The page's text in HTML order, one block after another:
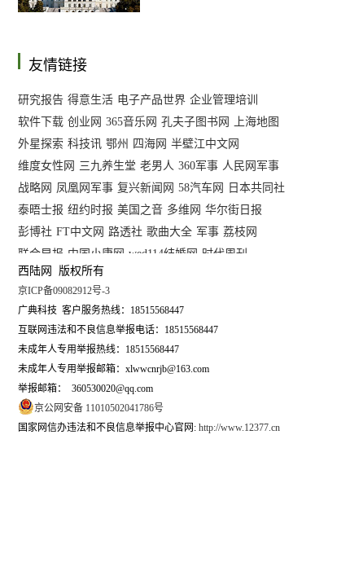
友情链接
软件下载 创业网 365音乐网 孔夫子图书网 上海地图
外星探索 科技讯 鄂州 四海网 半壁江中文网
维度女性网 三九养生堂 老男人 360军事 人民网军事
战略网 凤凰网军事 复兴新闻网 58汽车网 日本共同社
泰晤士报 纽约时报 美国之音 多维网 华尔街日报
彭博社 FT中文网 路透社 歌曲大全 军事 荔枝网
联合早报 中国小康网 wed114结婚网 时代周刊
研究报告 得意生活 电子产品世界 企业管理培训
软件下载 创业网
维度女性网 三九养生堂 老男人 360军事
战略网 凤凰网军事 复兴新闻网 58汽车网
泰晤士报 纽约时报 美国之音 多维网 华尔街日报
彭博社 FT中文网 路透社 歌曲大全
联合早报 中国小康网 wed114结婚网
西陆网 版权所有
京ICP备09082912号-3
广典科技 客户服务热线：18515568447
互联网违法和不良信息举报电话：18515568447
未成年人专用举报热线：18515568447
未成年人专用举报邮箱：xlwwcnrjb@163.com
举报邮箱： 360530020@qq.com
京公网安备 11010502041786号
国家网信办违法和不良信息举报中心官网: http://www.12377.cn